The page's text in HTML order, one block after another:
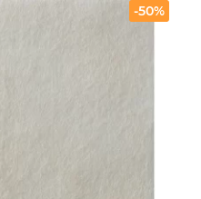
-50%